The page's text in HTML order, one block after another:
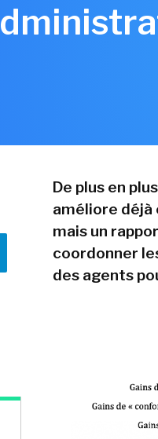
De plus en
améliore déjà
mais un
coordonner
des agents